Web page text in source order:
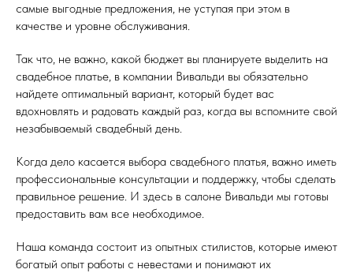
самые выгодные предложения, не уступая при этом в
качестве и уровне обслуживания.
Так что, не важно, какой бюджет вы планируете выделить на
свадебное платье, в компании Вивальди вы обязательно
найдете оптимальный вариант, который будет вас
вдохновлять и радовать каждый раз, когда вы вспомните свой
незабываемый свадебный день.
Когда дело касается выбора свадебного платья, важно иметь
профессиональные консультации и поддержку, чтобы сделать
правильное решение. И здесь в салоне Вивальди мы готовы
предоставить вам все необходимое.
Наша команда состоит из опытных стилистов, которые имеют
богатый опыт работы с невестами и понимают их